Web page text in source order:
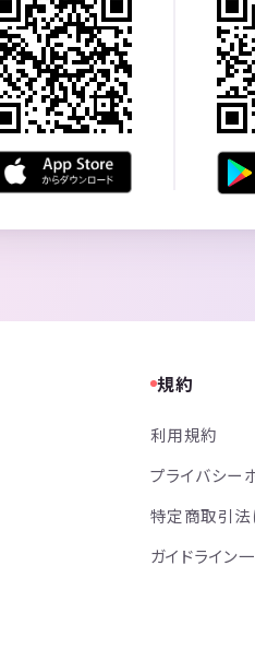
規約
利用規約
プライバシー
特定商取引法
ガイドライン